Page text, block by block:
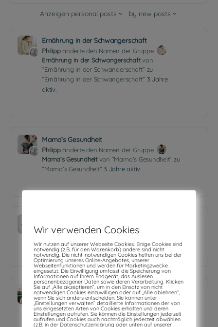
Anzeigen personal posts by new posts
Ernährung in der Schwangerschaft
Philippänderte den Namen der Gruppe
Ernährung in der Schwangerschaftvon
“Ernährung in der Schwanderschaft” zu
“Ernährung in der Schwangerschaft” 3 Jahre
aktiv.
Mama’s Gesundheit
Philippänderte den Namen der Gruppe
Mama’s Gesundheitvon “Mama’s Gesundheit” zu
“Mama’s Gesundheit” 3 Jahre aktiv.
Philipperstellt die Gruppe
Mama’s
Training und Bewegung
Philipperstellt die Gruppe
Training und
Bewegung 3 Jahre aktiv.
Wir verwenden Cookies
Wir nutzen auf unserer Webseite Cookies. Einige Cookies sind
notwendig (z.B. für den Warenkorb) andere sind nicht
notwendig. Die nicht-notwendigen Cookies helfen uns bei der
Optimierung unseres Online-Angebotes, unserer
Webseitenfunktionen und werden für Marketingzwecke
eingesetzt. Die Einwilligung umfasst die Speicherung von
Informationen auf Ihrem Endgerät, das Auslesen
personenbezogener Daten sowie deren Verarbeitung. Klicken
Sie auf „Alle akzeptieren“, um in den Einsatz von nicht
notwendigen Cookies einzuwilligen oder auf „Alle ablehnen“,
wenn Sie sich anders entscheiden. Sie können unter
„Einstellungen verwalten“ detaillierte Informationen der von
uns eingesetzten Arten von Cookies erhalten und deren
Einstellungen aufrufen. Sie können die Einstellungen jederzeit
aufrufen und Cookies auch nachträglich jederzeit abwählen
(z.B. in der Datenschutzerklärung oder unten auf unserer